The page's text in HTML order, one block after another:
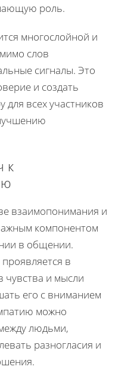
роль.
многослойной и
слов
сигналы. Это
и создать
всех участников
к
взаимопонимания и
компонентом
в общении.
в
чувства и мысли
его с вниманием
можно
людьми,
разногласия и